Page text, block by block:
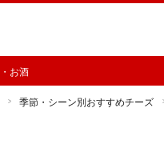
お酒
季節・シーン別おすすめチーズ